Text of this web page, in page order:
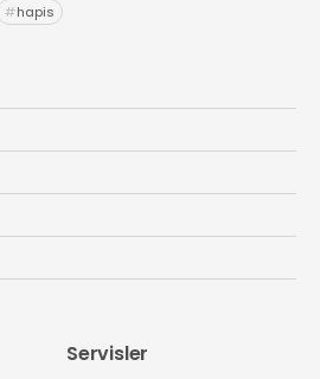
#hapis
Servisler